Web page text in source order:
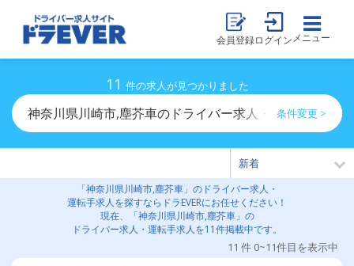
会員登録ログイン メニュー
11 件の求人が見つかりました
神奈川県川崎市,塵芥車のドライバー求人・運転手求人一
条件変更 >
「神奈川県川崎市,塵芥車」のドライバー求人・
運転手求人を探すならドラEVERにお任せください！
現在、「神奈川県川崎市,塵芥車」の
ドライバー求人・運転手求人を11件掲載中です。
11 件 0~11件目を表示中